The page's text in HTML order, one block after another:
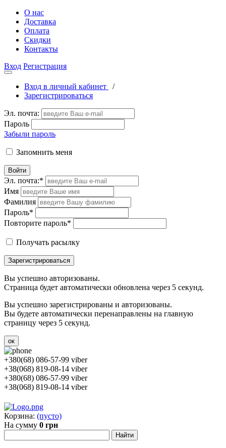
О нас
Доставка
Оплата
Скидки
Контакты
Вход Регистрация
Вход в личный кабинет
/
Зарегистрироваться
Эл. почта:
Пароль
Забыли пароль
Запомнить меня
Войти
Эл. почта:*
Имя
Фамилия
Пароль*
Повторите пароль*
Получать расылку
Зарегистрироваться
Вы успешно авторизованы.
Страница будет автоматически обновлена через 5 секунд.
Вы успешно зарегистрированы и авторизованы.
Вы будете автоматически перенаправлены на главную
страницу через 5 секунд.
ок
+380(68) 086-57-99 viber
+38(068) 819-08-14 viber
+380(68) 086-57-99 viber
+38(068) 819-08-14 viber
Корзина: (пусто)
На сумму 0 грн